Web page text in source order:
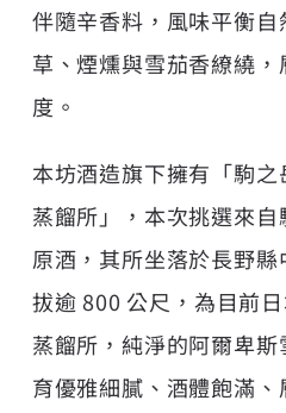
伴隨辛香料，風味平衡
草、煙燻與雪茄香繚繞
度。
本坊酒造旗下擁有「駒
蒸餾所」，本次挑選來
原酒，其所坐落於長野
拔逾 800 公尺，為目前
蒸餾所，純淨的阿爾卑
育優雅細膩、酒體飽滿